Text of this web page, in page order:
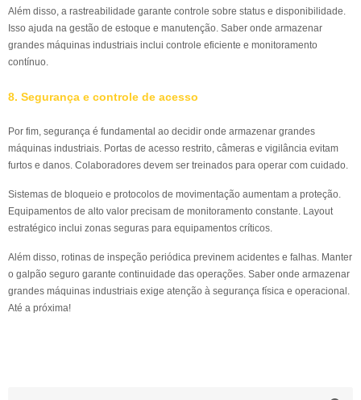
Além disso, a rastreabilidade garante controle sobre status e disponibilidade.
Isso ajuda na gestão de estoque e manutenção. Saber onde armazenar
grandes máquinas industriais inclui controle eficiente e monitoramento
contínuo.
8. Segurança e controle de acesso
Por fim, segurança é fundamental ao decidir onde armazenar grandes
máquinas industriais. Portas de acesso restrito, câmeras e vigilância evitam
furtos e danos. Colaboradores devem ser treinados para operar com cuidado.
Sistemas de bloqueio e protocolos de movimentação aumentam a proteção.
Equipamentos de alto valor precisam de monitoramento constante. Layout
estratégico inclui zonas seguras para equipamentos críticos.
Além disso, rotinas de inspeção periódica previnem acidentes e falhas. Manter
o galpão seguro garante continuidade das operações. Saber onde armazenar
grandes máquinas industriais exige atenção à segurança física e operacional.
Até a próxima!